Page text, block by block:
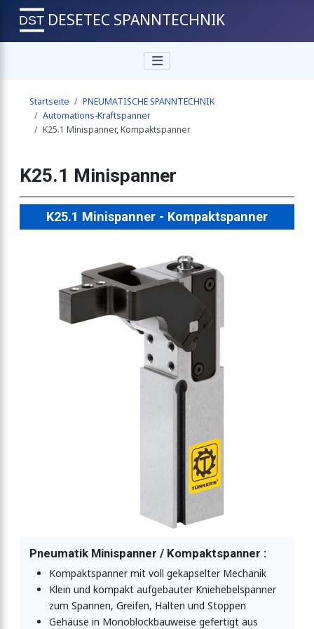
mit Handhebel
DESETEC SPANNTECHNIK
Startseite
PNEUMATISCHE SPANNTECHNIK
Automations-Kraftspanner
K25.1 Minispanner, Kompaktspanner
K25.1 Minispanner
K25.1 Minispanner - Kompaktspanner
Pneumatik Minispanner / Kompaktspanner :
Kompaktspanner mit voll gekapselter Mechanik
Klein und kompakt aufgebauter Kniehebelspanner
zum Spannen, Greifen, Halten und Stoppen
Gehäuse in Monoblockbauweise gefertigt aus